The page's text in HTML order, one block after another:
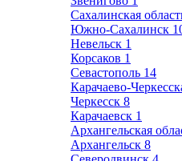
Сахалинская
Южно-Сахалинск
Невельск 1
Корсаков 1
Севастополь 14
Карачаево-
Черкесск 8
Карачаевск 1
Архангельская
Архангельск 8